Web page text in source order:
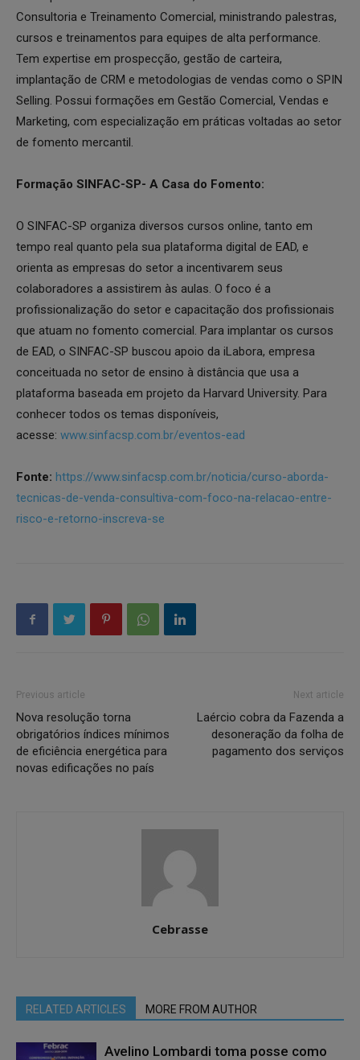
Consultoria e Treinamento Comercial, ministrando palestras,
cursos e treinamentos para equipes de alta performance.
Tem expertise em prospecção, gestão de carteira,
implantação de CRM e metodologias de vendas como o SPIN
Selling. Possui formações em Gestão Comercial, Vendas e
Marketing, com especialização em práticas voltadas ao setor
de fomento mercantil.
Formação SINFAC-SP- A Casa do Fomento:
O SINFAC-SP organiza diversos cursos online, tanto em
tempo real quanto pela sua plataforma digital de EAD, e
orienta as empresas do setor a incentivarem seus
colaboradores a assistirem às aulas. O foco é a
profissionalização do setor e capacitação dos profissionais
que atuam no fomento comercial. Para implantar os cursos
de EAD, o SINFAC-SP buscou apoio da iLabora, empresa
conceituada no setor de ensino à distância que usa a
plataforma baseada em projeto da Harvard University. Para
conhecer todos os temas disponíveis,
acesse: www.sinfacsp.com.br/eventos-ead
Fonte: https://www.sinfacsp.com.br/noticia/curso-aborda-
tecnicas-de-venda-consultiva-com-foco-na-relacao-entre-
risco-e-retorno-inscreva-se
Previous article
Nova resolução torna
obrigatórios índices mínimos
de eficiência energética para
novas edificações no país
Next article
Laércio cobra da Fazenda a
desoneração da folha de
pagamento dos serviços
Cebrasse
RELATED ARTICLES MORE FROM AUTHOR
Avelino Lombardi toma posse como